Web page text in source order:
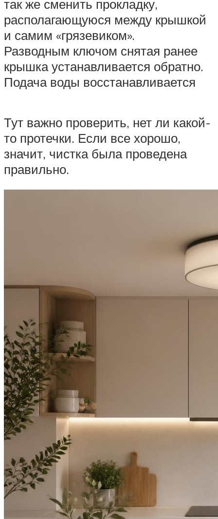
так же сменить прокладку,
располагающуюся между крышкой
и самим «грязевиком».
Разводным ключом снятая ранее
крышка устанавливается обратно.
Подача воды восстанавливается
Тут важно проверить, нет ли какой-
то протечки. Если все хорошо,
значит, чистка была проведена
правильно.